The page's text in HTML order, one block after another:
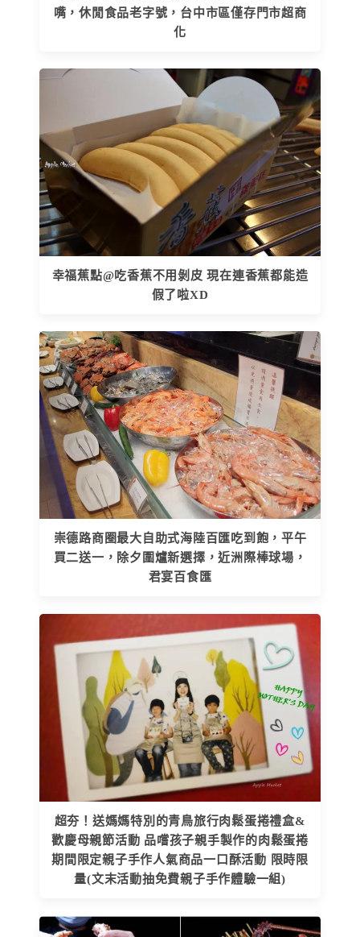
嘴，休閒食品老字號，台中市區僅存門市超商
化
幸福蕉點@吃香蕉不用剝皮 現在連香蕉都能造
假了啦XD
崇德路商圈最大自助式海陸百匯吃到飽，平午
買二送一，除夕圍爐新選擇，近洲際棒球場，
君宴百食匯
超夯！送媽媽特別的青鳥旅行肉鬆蛋捲禮盒&
歡慶母親節活動 品嚐孩子親手製作的肉鬆蛋捲
期間限定親子手作人氣商品一口酥活動 限時限
量(文末活動抽免費親子手作體驗一組)